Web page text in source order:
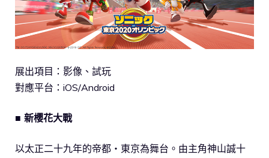
展出項目：影像、試玩
對應平台：iOS/Android
■ 新櫻花大戰
以太正二十九年的帝都‧東京為舞台。由主角神山誠十